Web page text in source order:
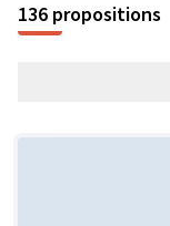
136 propositions